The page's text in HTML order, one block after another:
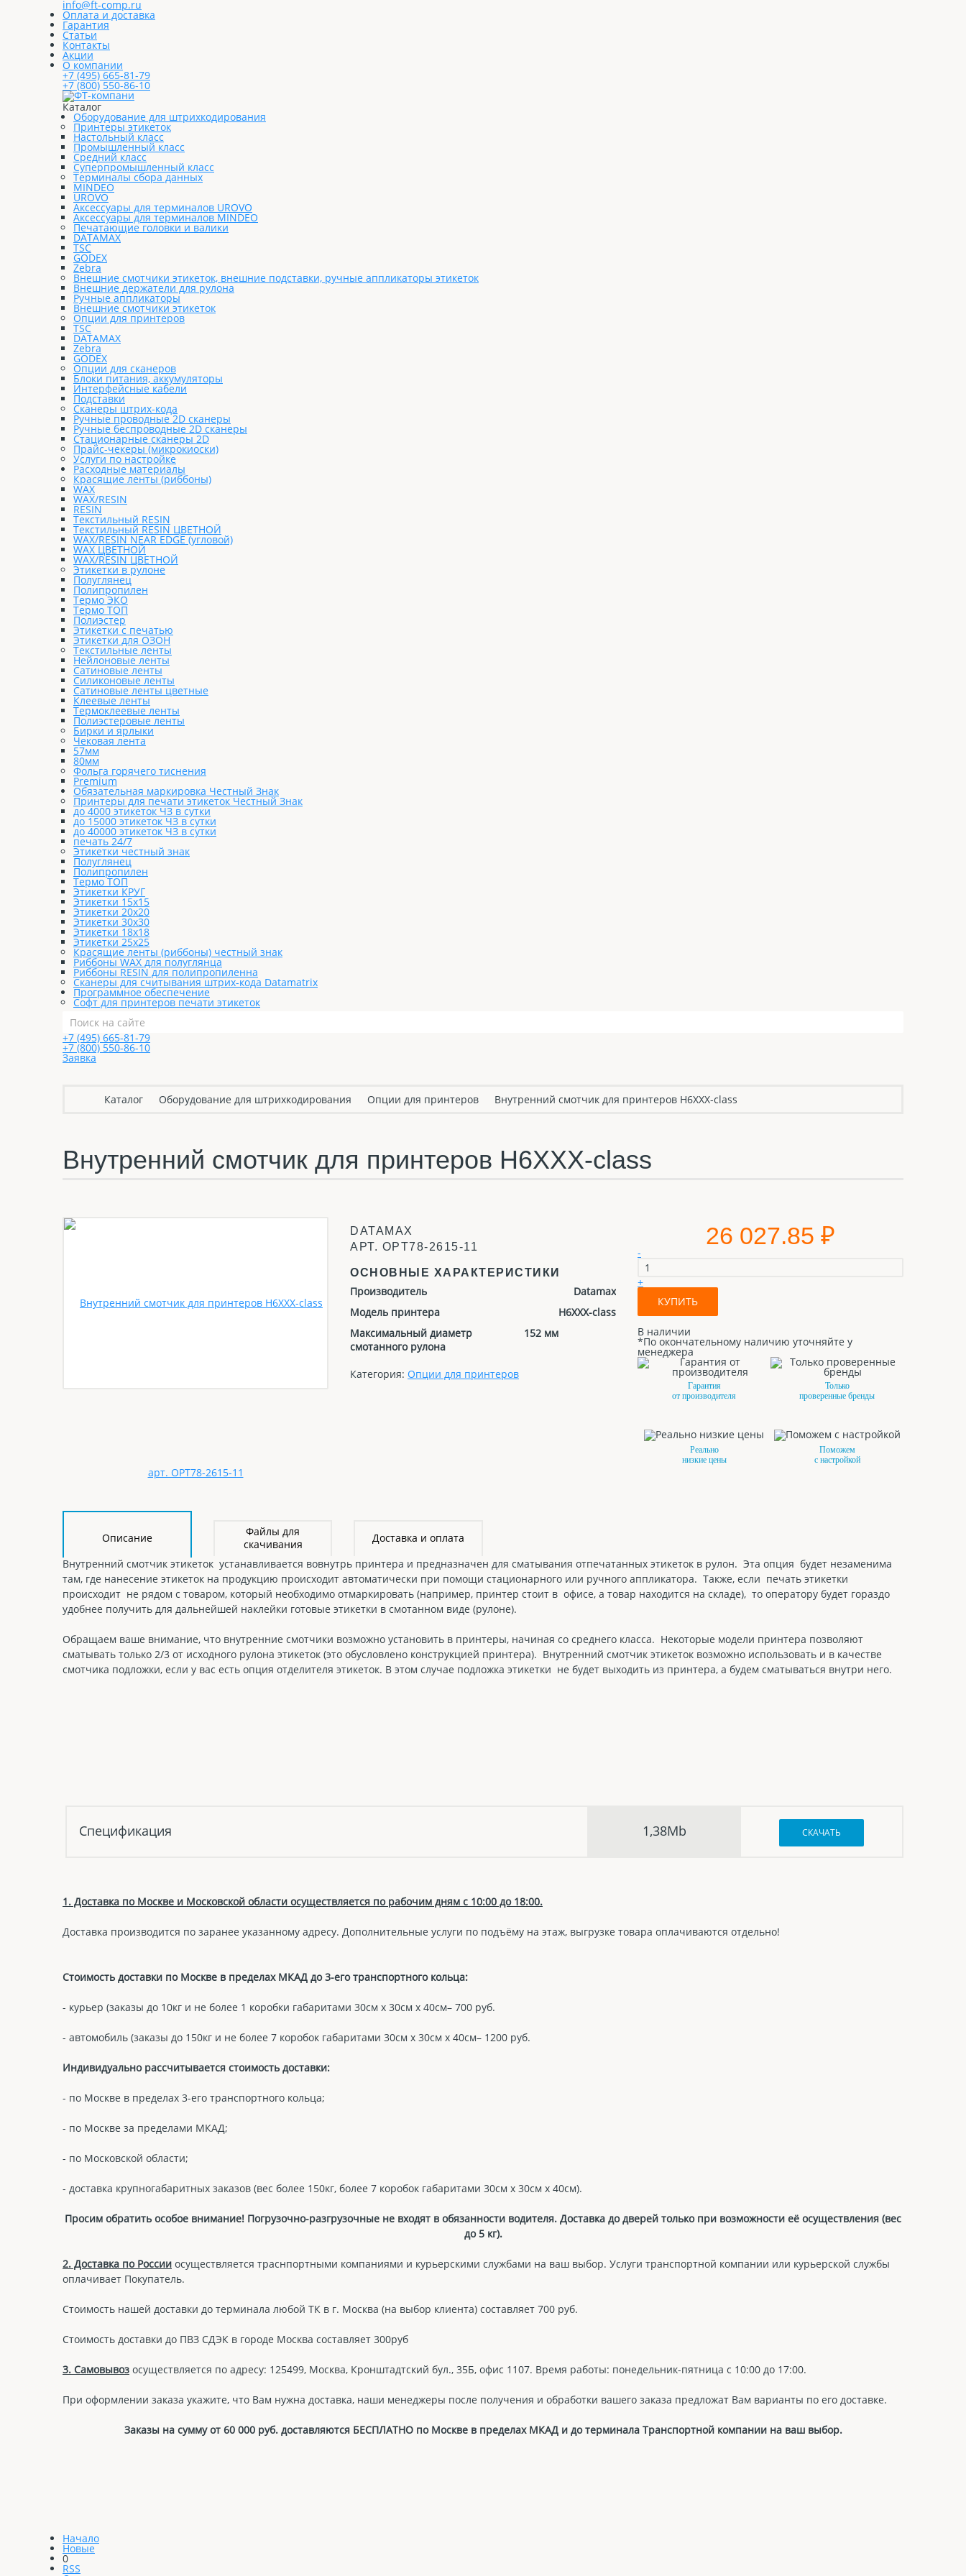
info@ft-comp.ru
Оплата и доставка
Гарантия
Статьи
Контакты
Акции
О компании
+7 (495) 665-81-79
+7 (800) 550-86-10
Каталог
Оборудование для штрихкодирования
Принтеры этикеток
Настольный класс
Промышленный класс
Средний класс
Суперпромышленный класс
Терминалы сбора данных
MINDEO
UROVO
Аксессуары для терминалов UROVO
Аксессуары для терминалов MINDEO
Печатающие головки и валики
DATAMAX
TSC
GODEX
Zebra
Внешние смотчики этикеток, внешние подставки, ручные аппликаторы этикеток
Внешние держатели для рулона
Ручные аппликаторы
Внешние смотчики этикеток
Опции для принтеров
TSC
DATAMAX
Zebra
GODEX
Опции для сканеров
Блоки питания, аккумуляторы
Интерфейсные кабели
Подставки
Сканеры штрих-кода
Ручные проводные 2D сканеры
Ручные беспроводные 2D сканеры
Стационарные сканеры 2D
Прайс-чекеры (микрокиоски)
Услуги по настройке
Расходные материалы
Красящие ленты (риббоны)
WAX
WAX/RESIN
RESIN
Текстильный RESIN
Текстильный RESIN ЦВЕТНОЙ
WAX/RESIN NEAR EDGE (угловой)
WAX ЦВЕТНОЙ
WAX/RESIN ЦВЕТНОЙ
Этикетки в рулоне
Полуглянец
Полипропилен
Термо ЭКО
Термо ТОП
Полиэстер
Этикетки с печатью
Этикетки для ОЗОН
Текстильные ленты
Нейлоновые ленты
Сатиновые ленты
Силиконовые ленты
Сатиновые ленты цветные
Клеевые ленты
Термоклеевые ленты
Полиэстеровые ленты
Бирки и ярлыки
Чековая лента
57мм
80мм
Фольга горячего тиснения
Premium
Обязательная маркировка Честный Знак
Принтеры для печати этикеток Честный Знак
до 4000 этикеток ЧЗ в сутки
до 15000 этикеток ЧЗ в сутки
до 40000 этикеток ЧЗ в сутки
печать 24/7
Этикетки честный знак
Полуглянец
Полипропилен
Термо ТОП
Этикетки КРУГ
Этикетки 15х15
Этикетки 20х20
Этикетки 30х30
Этикетки 18х18
Этикетки 25х25
Красящие ленты (риббоны) честный знак
Риббоны WAX для полуглянца
Риббоны RESIN для полипропиленна
Сканеры для считывания штрих-кода Datamatrix
Программное обеспечение
Софт для принтеров печати этикеток
+7 (495) 665-81-79
+7 (800) 550-86-10
Заявка
Каталог Оборудование для штрихкодирования Опции для принтеров Внутренний смотчик для принтеров H6XXX-class
Внутренний смотчик для принтеров H6XXX-class
DATAMAX
АРТ. OPT78-2615-11
ОСНОВНЫЕ ХАРАКТЕРИСТИКИ
Производитель
Datamax
Модель принтера
H6XXX-class
Максимальный диаметр
смотанного рулона
152 мм
Категория: Опции для принтеров
26 027.85 ₽
-
+
КУПИТЬ
В наличии
*По окончательному наличию уточняйте у
менеджера
Гарантия
от производителя
Только
проверенные бренды
Реально
низкие цены
Поможем
с настройкой
Описание
Файлы для
скачивания
Доставка и оплата
Внутренний смотчик этикеток устанавливается вовнутрь принтера и предназначен для сматывания отпечатанных этикеток в рулон. Эта опция будет незаменима
там, где нанесение этикеток на продукцию происходит автоматически при помощи стационарного или ручного аппликатора. Также, если печать этикетки
происходит не рядом с товаром, который необходимо отмаркировать (например, принтер стоит в офисе, а товар находится на складе), то оператору будет гораздо
удобнее получить для дальнейшей наклейки готовые этикетки в смотанном виде (рулоне).
Обращаем ваше внимание, что внутренние смотчики возможно установить в принтеры, начиная со среднего класса. Некоторые модели принтера позволяют
сматывать только 2/3 от исходного рулона этикеток (это обусловлено конструкцией принтера). Внутренний смотчик этикеток возможно использовать и в качестве
смотчика подложки, если у вас есть опция отделителя этикеток. В этом случае подложка этикетки не будет выходить из принтера, а будем сматываться внутри него.
Спецификация 1,38Mb СКАЧАТЬ
1. Доставка по Москве и Московской области осуществляется по рабочим дням с 10:00 до 18:00.
Доставка производится по заранее указанному адресу. Дополнительные услуги по подъёму на этаж, выгрузке товара оплачиваются отдельно!
Стоимость доставки по Москве в пределах МКАД до 3-его транспортного кольца:
- курьер (заказы до 10кг и не более 1 коробки габаритами 30см х 30см х 40см– 700 руб.
- автомобиль (заказы до 150кг и не более 7 коробок габаритами 30см х 30см х 40см– 1200 руб.
Индивидуально рассчитывается стоимость доставки:
- по Москве в пределах 3-его транспортного кольца;
- по Москве за пределами МКАД;
- по Московской области;
- доставка крупногабаритных заказов (вес более 150кг, более 7 коробок габаритами 30см х 30см х 40см).
Просим обратить особое внимание! Погрузочно-разгрузочные не входят в обязанности водителя. Доставка до дверей только при возможности её осуществления (вес
до 5 кг).
2. Доставка по России осуществляется траснпортными компаниями и курьерскими службами на ваш выбор. Услуги транспортной компании или курьерской службы
оплачивает Покупатель.
Стоимость нашей доставки до терминала любой ТК в г. Москва (на выбор клиента) составляет 700 руб.
Стоимость доставки до ПВЗ СДЭК в городе Москва составляет 300руб
3. Самовывоз осуществляется по адресу: 125499, Москва, Кронштадтский бул., 35Б, офис 1107. Время работы: понедельник-пятница с 10:00 до 17:00.
При оформлении заказа укажите, что Вам нужна доставка, наши менеджеры после получения и обработки вашего заказа предложат Вам варианты по его доставке.
Заказы на сумму от 60 000 руб. доставляются БЕСПЛАТНО по Москве в пределах МКАД и до терминала Транспортной компании на ваш выбор.
Начало
Новые
0
RSS